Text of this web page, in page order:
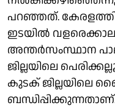
പറഞ്ഞത്.
ഇടയിൽ
അന്തർസംസ്ഥാന
ജില്ലയിലെ
കുടക് ജില്ലയിലെ